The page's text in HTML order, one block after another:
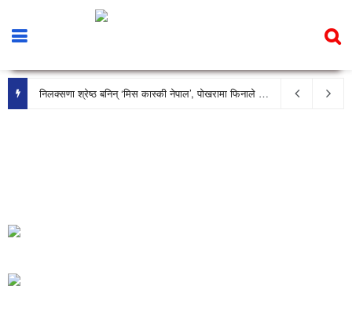
निलक्सणा श्रेष्ठ बनिन् ‘मिस कास्की नेपाल’, पोखरामा फिनाले भव्य रूपमा सम्पन्न